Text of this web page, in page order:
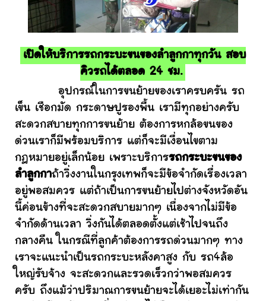
เปิดให้บริการรถกระบะขนของลำลูกกาทุกวัน สอบ
คิวรถได้ตลอด 24 ชม.
อุปกรณ์ในการขนย้ายของเราครบครัน รถ
เข็น เชือกมัด กระดาษปูรองพื้น เรามีทุกอย่างครับ
สะดวกสบายทุกการขนย้าย ต้องการหกล้อขนของ
ด่วนเราก็มีพร้อมบริการ แต่ก็จะมีเงื่อนไขตาม
กฎหมายอยู่เล็กน้อย เพราะบริการรถกระบะขนของ
ลำลูกกาถ้าวิ่งงานในกรุงเทพก็จะมีข้อจำกัดเรื่องเวลา
อยู่พอสมควร แต่ถ้าเป็นการขนย้ายไปต่างจังหวัดอัน
นี้ค่อนข้างที่จะสะดวกสบายมากๆ เนื่องจากไม่มีข้อ
จำกัดด้านเวลา วิ่งกันได้ตลอดตั้งแต่เช้าไปจนถึง
กลางคืน ในกรณีที่ลูกค้าต้องการรถด่วนมากๆ ทาง
เราจะแนะนำเป็นรถกระบะหลังคาสูง กับ รถ4ล้อ
ใหญ่รับจ้าง จะสะดวกและรวดเร็วกว่าพอสมควร
ครับ ถึงแม้ว่าปริมาณการขนย้ายจะได้เยอะไม่เท่ากัน